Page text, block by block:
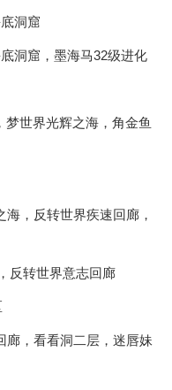
洞窟
洞窟，墨海马32级进化
世界光辉之海，角金鱼
，反转世界疾速回廊，
反转世界意志回廊
廊，看看洞二层，迷唇妹